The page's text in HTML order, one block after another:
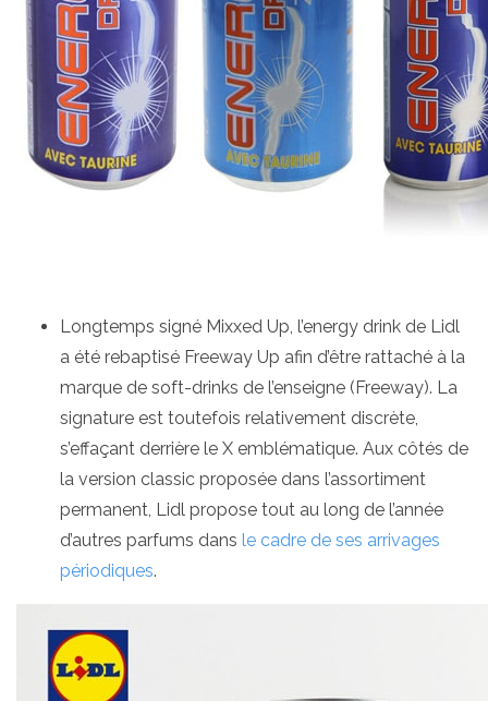
Longtemps signé Mixxed Up, l’energy drink de Lidl
a été rebaptisé Freeway Up afin d’être rattaché à la
marque de soft-drinks de l’enseigne (Freeway). La
signature est toutefois relativement discrète,
s’effaçant derrière le X emblématique. Aux côtés de
la version classic proposée dans l’assortiment
permanent, Lidl propose tout au long de l’année
d’autres parfums dans le cadre de ses arrivages
périodiques.